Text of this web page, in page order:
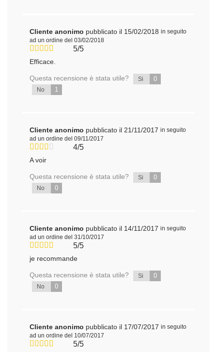
Cliente anonimo pubblicato il 15/02/2018 in seguito
ad un ordine del 03/02/2018
5/5
Efficace.
Questa recensione è stata utile? Si 0
No 1
Cliente anonimo pubblicato il 21/11/2017 in seguito
ad un ordine del 09/11/2017
4/5
A voir
Questa recensione è stata utile? Si 0
No 0
Cliente anonimo pubblicato il 14/11/2017 in seguito
ad un ordine del 31/10/2017
5/5
je recommande
Questa recensione è stata utile? Si 0
No 0
Cliente anonimo pubblicato il 17/07/2017 in seguito
ad un ordine del 10/07/2017
5/5